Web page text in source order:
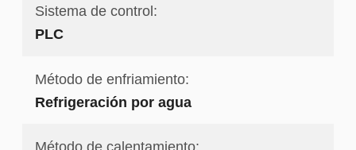
Sistema de control:
PLC
Método de enfriamiento:
Refrigeración por agua
Método de calentamiento: